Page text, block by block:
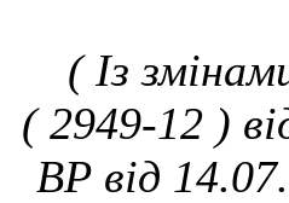
( Із
( 2949-12 )
ВР від